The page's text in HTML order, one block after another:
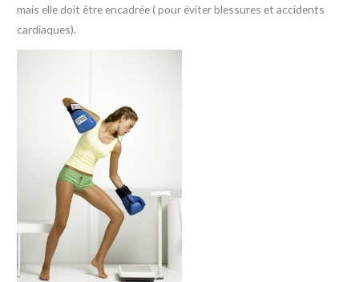
mais elle doit être encadrée ( pour éviter blessures et accidents
cardiaques).